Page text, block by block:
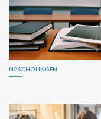
NASCHOLINGEN